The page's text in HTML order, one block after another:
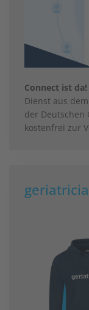
Connect ist da!
Dienst aus
der Deutschen
kostenfrei zur